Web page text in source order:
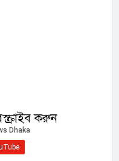
করুন